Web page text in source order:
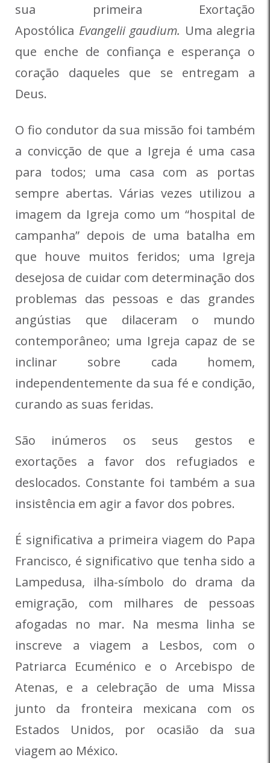
sua primeira Exortação
Apostólica Evangelii gaudium. Uma alegria
que enche de confiança e esperança o
coração daqueles que se entregam a
Deus.
O fio condutor da sua missão foi também
a convicção de que a Igreja é uma casa
para todos; uma casa com as portas
sempre abertas. Várias vezes utilizou a
imagem da Igreja como um “hospital de
campanha” depois de uma batalha em
que houve muitos feridos; uma Igreja
desejosa de cuidar com determinação dos
problemas das pessoas e das grandes
angústias que dilaceram o mundo
contemporâneo; uma Igreja capaz de se
inclinar sobre cada homem,
independentemente da sua fé e condição,
curando as suas feridas.
São inúmeros os seus gestos e
exortações a favor dos refugiados e
deslocados. Constante foi também a sua
insistência em agir a favor dos pobres.
É significativa a primeira viagem do Papa
Francisco, é significativo que tenha sido a
Lampedusa, ilha-símbolo do drama da
emigração, com milhares de pessoas
afogadas no mar. Na mesma linha se
inscreve a viagem a Lesbos, com o
Patriarca Ecuménico e o Arcebispo de
Atenas, e a celebração de uma Missa
junto da fronteira mexicana com os
Estados Unidos, por ocasião da sua
viagem ao México.